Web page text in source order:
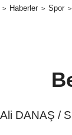
Haberler Spor
Ali DANAŞ /